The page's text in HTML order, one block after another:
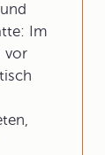
Im
vor